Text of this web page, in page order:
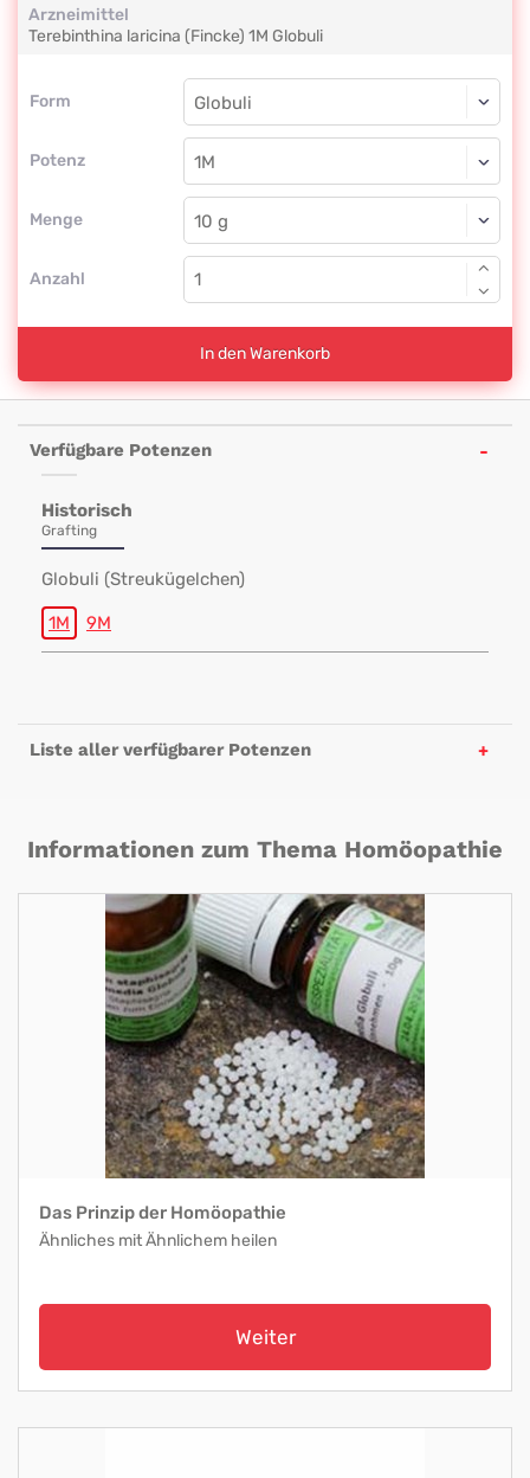
Arzneimittel
Terebinthina laricina (Fincke) 1M Globuli
Form
Form
Potenz
Globuli
1M
Menge
Globuli
Anzahl
In den Warenkorb
Verfügbare Potenzen
Historisch
Grafting
Globuli (Streukügelchen)
1M 9M
Liste aller verfügbarer Potenzen
Informationen zum Thema Homöopathie
Das Prinzip der Homöopathie
Ähnliches mit Ähnlichem heilen
Weiter